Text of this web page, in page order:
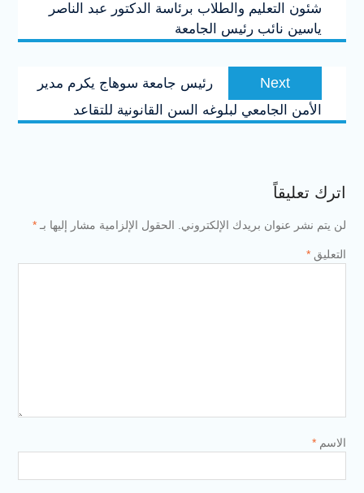
شئون التعليم والطلاب برئاسة الدكتور عبد الناصر
ياسين نائب رئيس الجامعة
Next
post:
رئيس جامعة سوهاج يكرم مدير
الأمن الجامعي لبلوغه السن القانونية للتقاعد
اترك تعليقاً
لن يتم نشر عنوان بريدك الإلكتروني. الحقول الإلزامية مشار إليها بـ *
التعليق *
الاسم *